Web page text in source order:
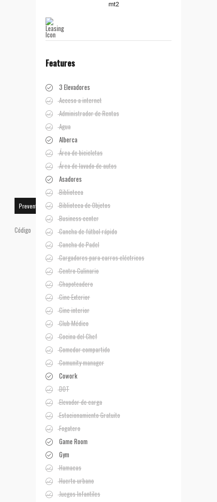
Preventa
Código
mt2
Features
3 Elevadores
Acceso a internet
Administrador de Rentas
Agua
Alberca
Área de bicicletas
Área de lavado de autos
Asadores
Biblioteca
Biblioteca de Objetos
Business center
Cancha de fútbol rápido
Cancha de Padel
Cargadores para carros eléctricos
Centro Culinario
Chapoteadero
Cine Exterior
Cine interior
Club Médico
Cocina del Chef
Comedor compartido
Comunity manager
Cowork
DOT
Elevador de carga
Estacionamiento Gratuito
Fogatero
Game Room
Gym
Hamacas
Huerto urbano
Juegos Infantiles